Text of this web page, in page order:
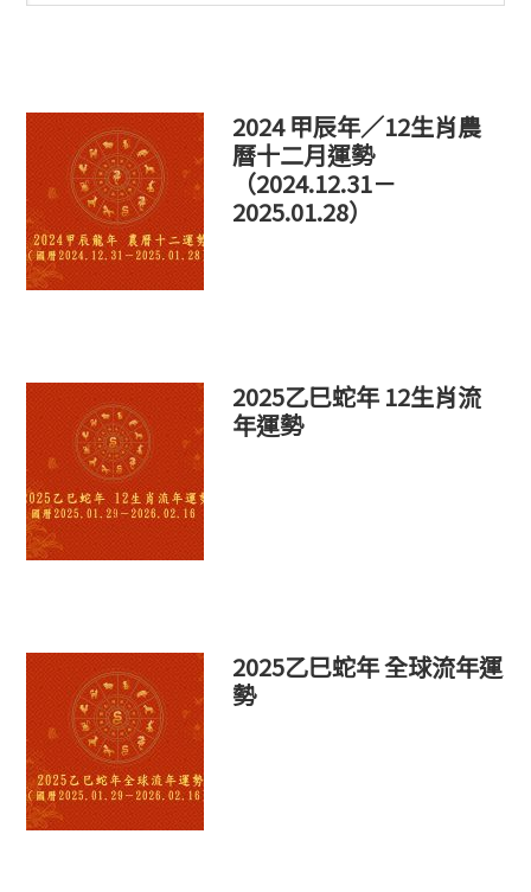
這
2024 甲辰年／12生肖農
曆十二月運勢
（2024.12.31－
2025.01.28）
2025乙巳蛇年 12生肖流
年運勢
2025乙巳蛇年 全球流年運
勢